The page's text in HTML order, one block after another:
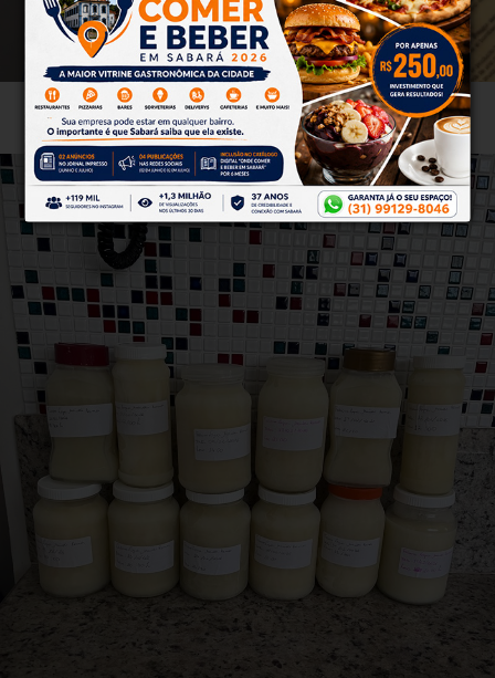
Foto: Reprodução/Polícia Militar - ES